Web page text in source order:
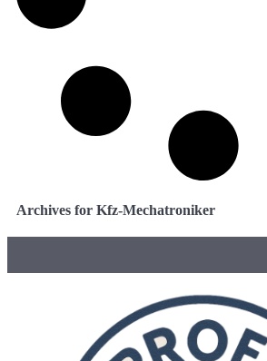
Archives for Kfz-Mechatroniker